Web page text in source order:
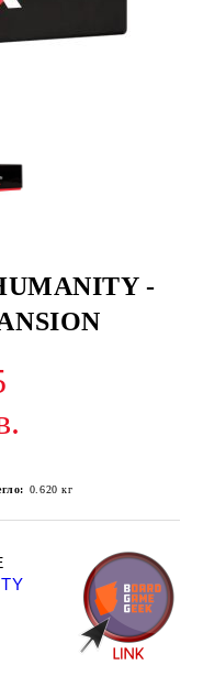
-
0.620 кг